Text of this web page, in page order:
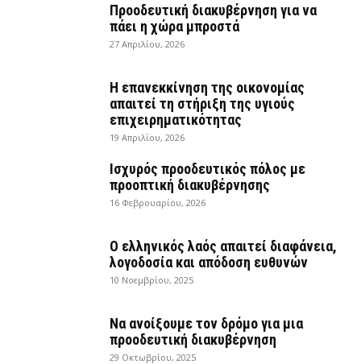
Προοδευτική διακυβέρνηση για να
πάει η χώρα μπροστά
27 Απριλίου, 2026
Η επανεκκίνηση της οικονομίας
απαιτεί τη στήριξη της υγιούς
επιχειρηματικότητας
19 Απριλίου, 2026
Ισχυρός προοδευτικός πόλος με
προοπτική διακυβέρνησης
16 Φεβρουαρίου, 2026
Ο ελληνικός λαός απαιτεί διαφάνεια,
λογοδοσία και απόδοση ευθυνών
10 Νοεμβρίου, 2025
Να ανοίξουμε τον δρόμο για μια
προοδευτική διακυβέρνηση
29 Οκτωβρίου, 2025